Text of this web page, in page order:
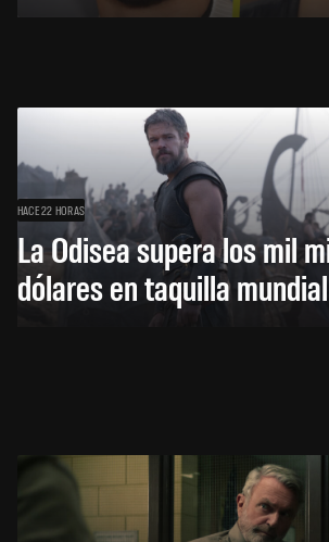
HACE 22 HORAS
La Odisea supera los mil
dólares en taquilla mundial